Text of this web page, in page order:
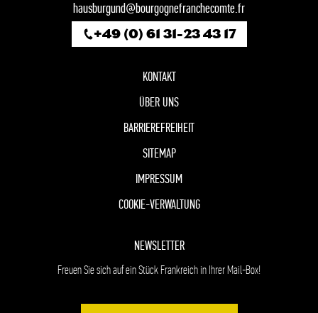
hausburgund@bourgognefranchecomte.fr
+49 (0) 61 31-23 43 17
KONTAKT
ÜBER UNS
BARRIEREFREIHEIT
SITEMAP
IMPRESSUM
COOKIE-VERWALTUNG
NEWSLETTER
Freuen Sie sich auf ein Stück Frankreich in Ihrer Mail-Box!